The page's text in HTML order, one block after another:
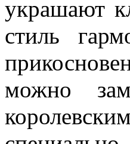
украшают
стиль
можно